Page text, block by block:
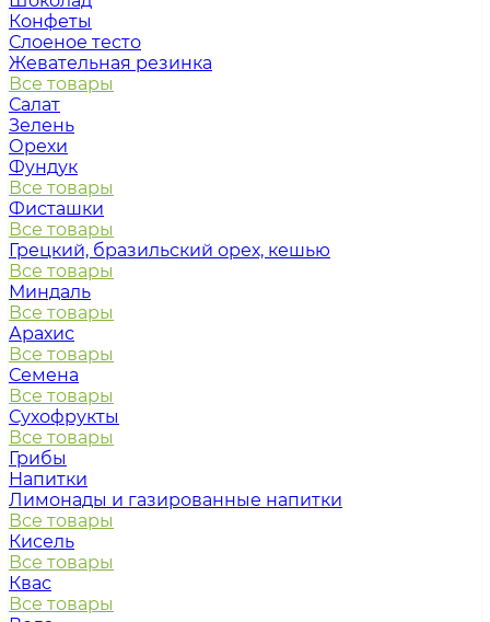
Конфеты
Слоеное тесто
Жевательная резинка
Все товары
Салат
Зелень
Орехи
Фундук
Все товары
Фисташки
Все товары
Грецкий, бразильский орех, кешью
Все товары
Миндаль
Все товары
Арахис
Все товары
Семена
Все товары
Сухофрукты
Все товары
Грибы
Напитки
Лимонады и газированные напитки
Все товары
Кисель
Все товары
Квас
Все товары